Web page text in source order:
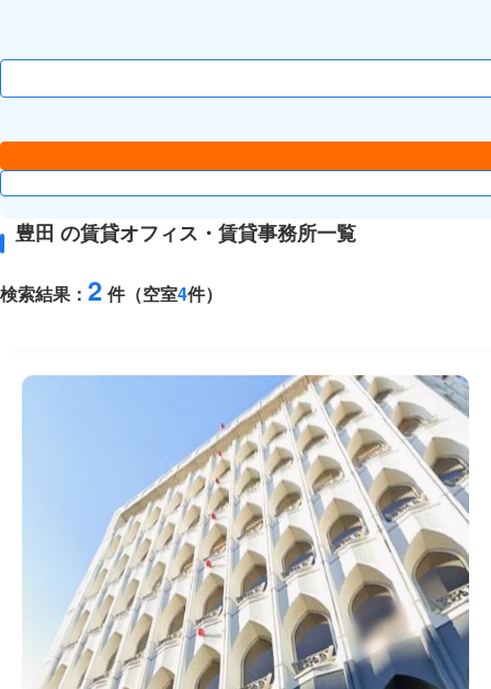
豊田 の賃貸オフィス・賃貸事務所一覧
検索結果： 2 件（空室4件）